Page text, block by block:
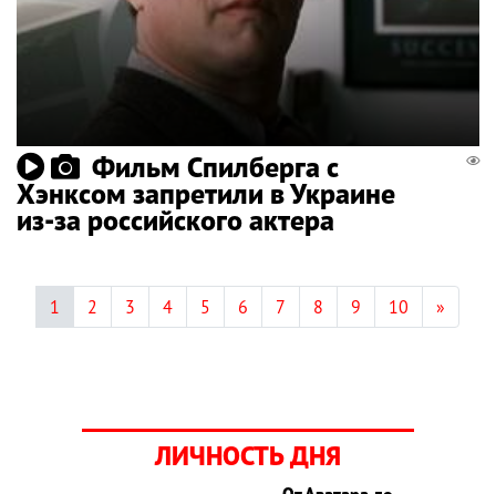
Фильм Спилберга с
Хэнксом запретили в Украине
из-за российского актера
1 2 3 4 5 6 7 8 9 10 »
ЛИЧНОСТЬ ДНЯ